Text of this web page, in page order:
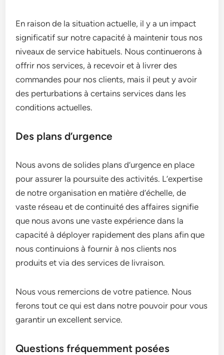
En raison de la situation actuelle, il y a un impact
significatif sur notre capacité à maintenir tous nos
niveaux de service habituels. Nous continuerons à
offrir nos services, à recevoir et à livrer des
commandes pour nos clients, mais il peut y avoir
des perturbations à certains services dans les
conditions actuelles.
Des plans d’urgence
Nous avons de solides plans d’urgence en place
pour assurer la poursuite des activités. L’expertise
de notre organisation en matière d’échelle, de
vaste réseau et de continuité des affaires signifie
que nous avons une vaste expérience dans la
capacité à déployer rapidement des plans afin que
nous continuions à fournir à nos clients nos
produits et via des services de livraison.
Nous vous remercions de votre patience. Nous
ferons tout ce qui est dans notre pouvoir pour vous
garantir un excellent service.
Questions fréquemment posées